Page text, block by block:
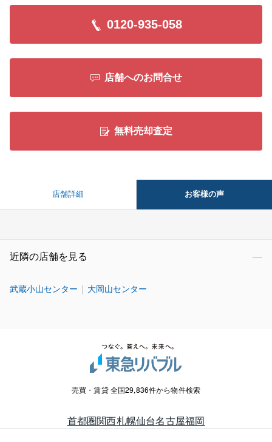
0120-935-058
店舗へのお問合せ
無料売却査定
店舗詳細 お客様の声
近隣の店舗を見る
武蔵小山センター 大岡山センター
売買・賃貸 全国29,836件から物件検索
首都圏関西札幌仙台名古屋福岡